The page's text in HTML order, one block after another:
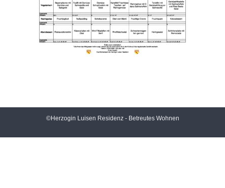
©Herzogin Luisen Residenz - Betreutes Wohnen